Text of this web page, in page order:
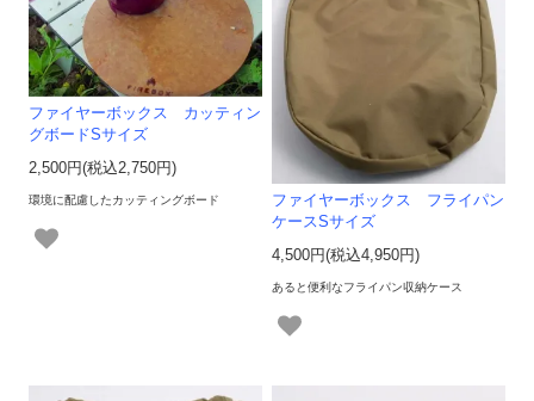
ファイヤーボックス カッティン
グボードSサイズ
2,500円(税込2,750円)
環境に配慮したカッティングボード
ファイヤーボックス フライパン
ケースSサイズ
4,500円(税込4,950円)
あると便利なフライパン収納ケース